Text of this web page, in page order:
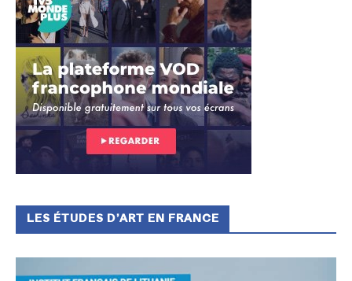
LES ÉTUDES D’ART EN FRANCE